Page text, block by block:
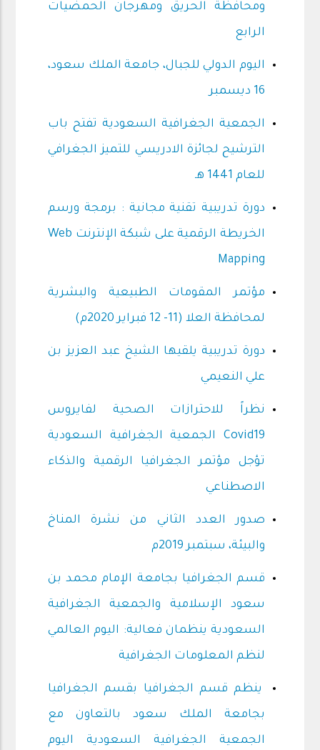
ومحافظة الحريق ومهرجان الحمضيات
الرابع
اليوم الدولي للجبال، جامعة الملك سعود،
16 ديسمبر
الجمعية الجغرافية السعودية تفتح باب
الترشيح لجائزة الادريسي للتميز الجغرافي
للعام 1441 هـ
دورة تدريبية تقنية مجانية : برمجة ورسم
الخريطة الرقمية على شبكة الإنترنت Web
Mapping
مؤتمر المقومات الطبيعية والبشرية
لمحافظة العلا (11- 12 فبراير 2020م)
دورة تدريبية يلقيها الشيخ عبد العزيز بن
علي النعيمي
نظراً للاحترازات الصحية لفايروس
Covid19 الجمعية الجغرافية السعودية
تؤجل مؤتمر الجغرافيا الرقمية والذكاء
الاصطناعي
صدور العدد الثاني من نشرة المناخ
والبيئة، سبتمبر 2019م
قسم الجغرافيا بجامعة الإمام محمد بن
سعود الإسلامية والجمعية الجغرافية
السعودية ينظمان فعالية: اليوم العالمي
لنظم المعلومات الجغرافية
ينظم قسم الجغرافيا بقسم الجغرافيا
بجامعة الملك سعود بالتعاون مع
الجمعية الجغرافية السعودية اليوم